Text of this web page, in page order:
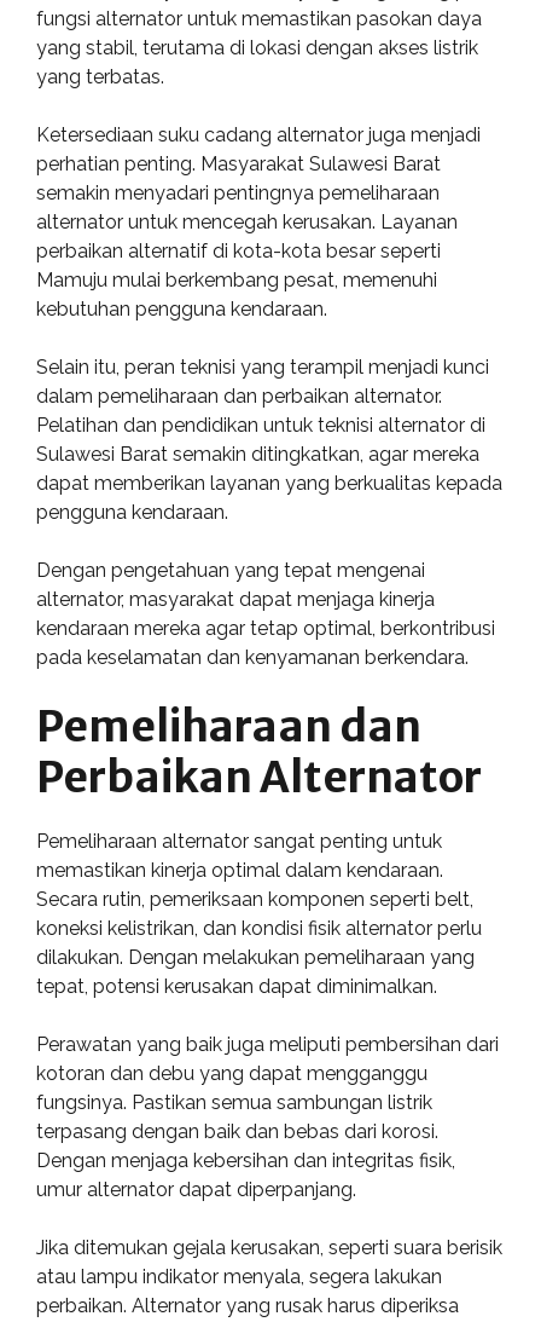
fungsi alternator untuk memastikan pasokan daya
yang stabil, terutama di lokasi dengan akses listrik
yang terbatas.
Ketersediaan suku cadang alternator juga menjadi
perhatian penting. Masyarakat Sulawesi Barat
semakin menyadari pentingnya pemeliharaan
alternator untuk mencegah kerusakan. Layanan
perbaikan alternatif di kota-kota besar seperti
Mamuju mulai berkembang pesat, memenuhi
kebutuhan pengguna kendaraan.
Selain itu, peran teknisi yang terampil menjadi kunci
dalam pemeliharaan dan perbaikan alternator.
Pelatihan dan pendidikan untuk teknisi alternator di
Sulawesi Barat semakin ditingkatkan, agar mereka
dapat memberikan layanan yang berkualitas kepada
pengguna kendaraan.
Dengan pengetahuan yang tepat mengenai
alternator, masyarakat dapat menjaga kinerja
kendaraan mereka agar tetap optimal, berkontribusi
pada keselamatan dan kenyamanan berkendara.
Pemeliharaan dan
Perbaikan Alternator
Pemeliharaan alternator sangat penting untuk
memastikan kinerja optimal dalam kendaraan.
Secara rutin, pemeriksaan komponen seperti belt,
koneksi kelistrikan, dan kondisi fisik alternator perlu
dilakukan. Dengan melakukan pemeliharaan yang
tepat, potensi kerusakan dapat diminimalkan.
Perawatan yang baik juga meliputi pembersihan dari
kotoran dan debu yang dapat mengganggu
fungsinya. Pastikan semua sambungan listrik
terpasang dengan baik dan bebas dari korosi.
Dengan menjaga kebersihan dan integritas fisik,
umur alternator dapat diperpanjang.
Jika ditemukan gejala kerusakan, seperti suara berisik
atau lampu indikator menyala, segera lakukan
perbaikan. Alternator yang rusak harus diperiksa